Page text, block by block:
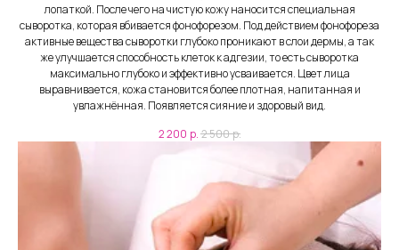
лопаткой. После чего на чистую кожу наносится специальная
сыворотка, которая вбивается фонофорезом. Под действием фонофореза
активные вещества сыворотки глубоко проникают в слои дермы, а так
же улучшается способность клеток к адгезии, то есть сыворотка
максимально глубоко и эффективно усваивается. Цвет лица
выравнивается, кожа становится более плотная, напитанная и
увлажнённая. Появляется сияние и здоровый вид.
2 200 р. 2 500р.